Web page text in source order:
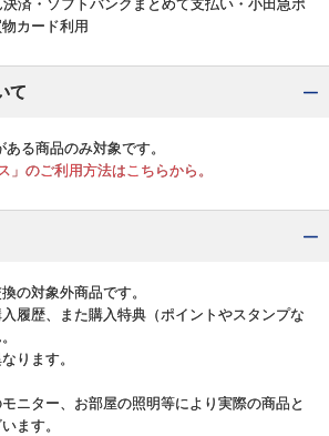
決済・ソフトバンクまとめて支払い・小田急ポ
カード利用
て
ある商品のみ対象です。
」のご利用方法はこちらから。
の対象外商品です。
履歴、また購入特典（ポイントやスタンプな
ります。
ニター、お部屋の照明等により実際の商品と
ます。